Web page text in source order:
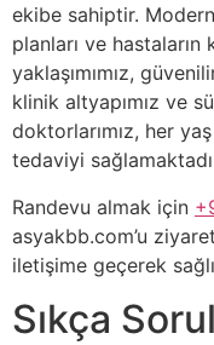
ekibe sahiptir.
planları ve
yaklaşımımız,
klinik altyapımız ve
doktorlarımız, her
tedaviyi
Randevu almak için
asyakbb.com’u
iletişime geçerek
Sıkça